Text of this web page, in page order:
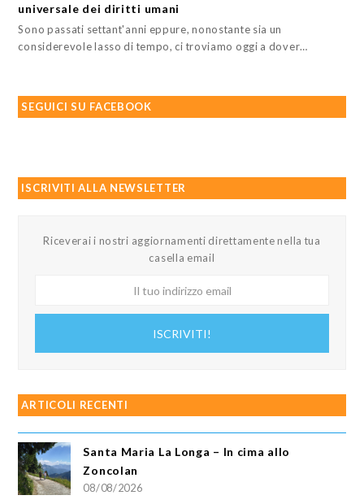
universale dei diritti umani
Sono passati settant'anni eppure, nonostante sia un
considerevole lasso di tempo, ci troviamo oggi a dover…
SEGUICI SU FACEBOOK
ISCRIVITI ALLA NEWSLETTER
Riceverai i nostri aggiornamenti direttamente nella tua
casella email
ISCRIVITI!
ARTICOLI RECENTI
Santa Maria La Longa – In cima allo
Zoncolan
08/08/2026